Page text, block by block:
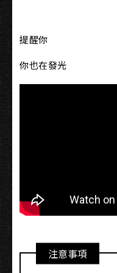
提醒你
你也在發光
注意事項